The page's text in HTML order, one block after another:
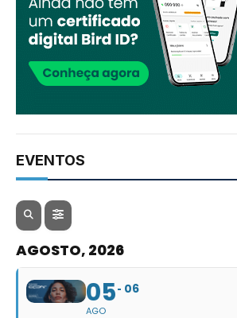
EVENTOS
AGOSTO, 2026
05
AGO
06